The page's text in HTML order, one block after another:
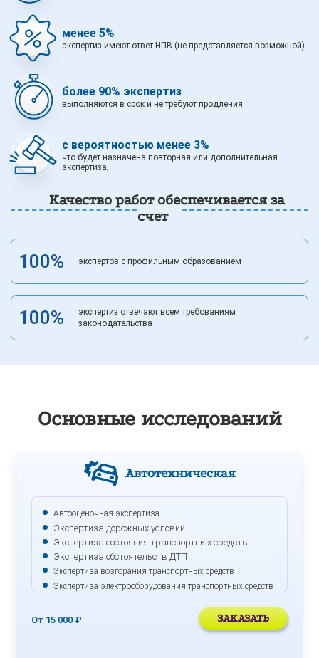
менее 5%
экспертиз имеют ответ НПВ (не представляется возможной)
более 90% экспертиз
выполняются в срок и не требуют продления
с вероятностью менее 3%
что будет назначена повторная или дополнительная
экспертиза;
Качество работ обеспечивается за
счет
100% экспертов с профильным образованием
100%
экспертиз отвечают всем требованиям
законодательства
Основные исследований
Автотехническая
Автооценочная экспертиза
Экспертиза дорожных условий
Экспертиза состояния транспортных средств
Экспертиза обстоятельств ДТП
Экспертиза возгорания транспортных средств
Экспертиза электрооборудования транспортных средств
От 15 000 ₽ ЗАКАЗАТЬ